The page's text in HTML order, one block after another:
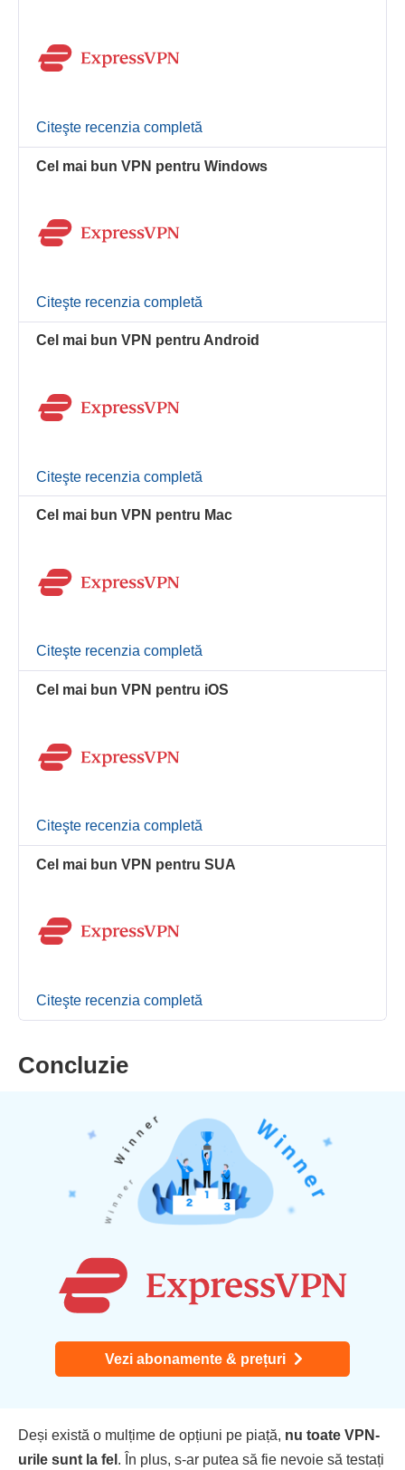
Citeşte recenzia completă
Cel mai bun VPN pentru Windows
Citeşte recenzia completă
Cel mai bun VPN pentru Android
Citeşte recenzia completă
Cel mai bun VPN pentru Mac
Citeşte recenzia completă
Cel mai bun VPN pentru iOS
Citeşte recenzia completă
Cel mai bun VPN pentru SUA
Citeşte recenzia completă
Concluzie
Vezi abonamente & prețuri
Deși există o mulțime de opțiuni pe piață, nu toate VPN-
urile sunt la fel . În plus, s-ar putea să fie nevoie să testați